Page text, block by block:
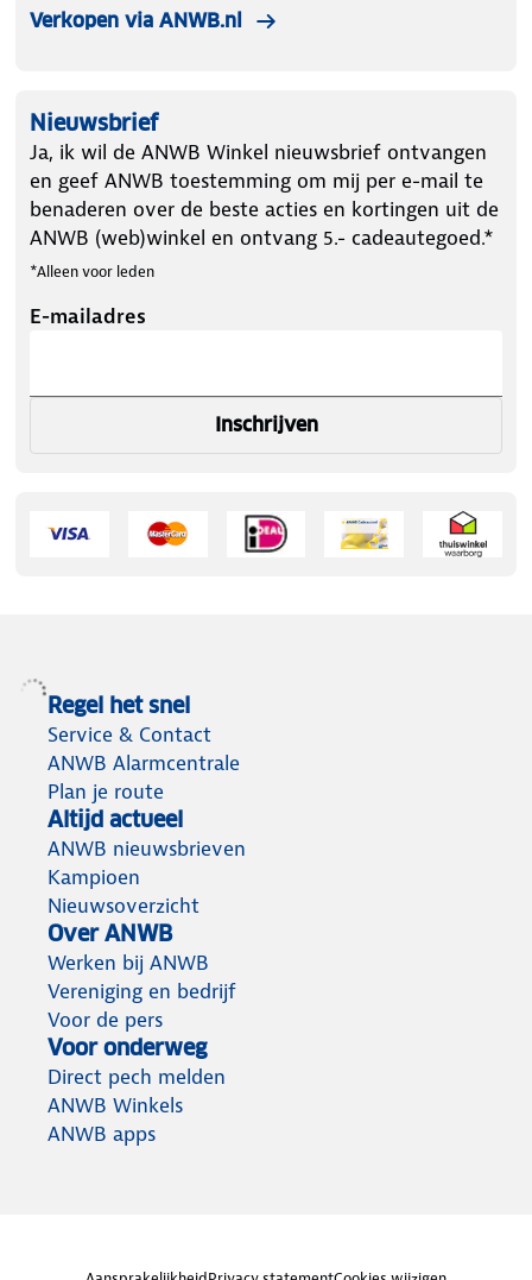
Verkopen via ANWB.nl
Nieuwsbrief
Ja, ik wil de ANWB Winkel nieuwsbrief ontvangen
en geef ANWB toestemming om mij per e-mail te
benaderen over de beste acties en kortingen uit de
ANWB (web)winkel en ontvang 5.- cadeautegoed.*
*Alleen voor leden
E-mailadres
Inschrijven
Regel het snel
Service & Contact
ANWB Alarmcentrale
Plan je route
Altijd actueel
ANWB nieuwsbrieven
Kampioen
Nieuwsoverzicht
Over ANWB
Werken bij ANWB
Vereniging en bedrijf
Voor de pers
Voor onderweg
Direct pech melden
ANWB Winkels
ANWB apps